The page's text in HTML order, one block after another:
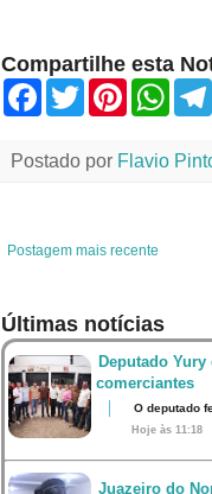
Compartilhe esta
F
b
T
w
P
e
W
Postado por Flavio
Postagem mais recente
Últimas notícias
Deputado
comerciantes
O deputado
Hoje às 11:18
Juazeiro do